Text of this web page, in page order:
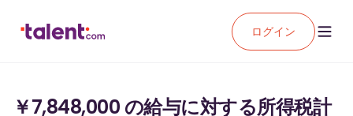
ログイン
￥7,848,000 の給与に対する所得税計